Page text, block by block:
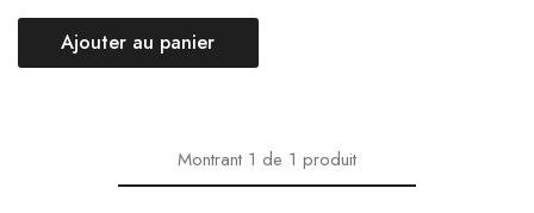
Ajouter au panier
Montrant 1 de 1 produit